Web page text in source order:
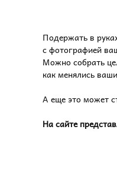
Подержать в
с фотографией
Можно собрать
как менялись
А еще это может
На сайте